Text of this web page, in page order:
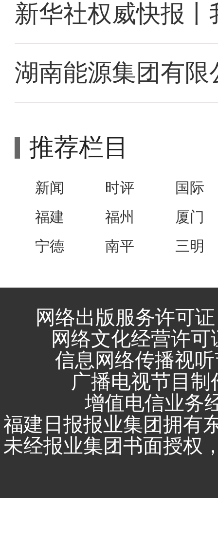
新华社权威快报
湖南能源集团有
推荐栏目
新闻 时评
国际
福建
福州
厦门
宁德
南平 三明
网络出版服务许可
网络文化经营许可
信息网络传播视
广播电视节目
增值电信业务
福建日报报业集团拥有
未经报业集团书面授权